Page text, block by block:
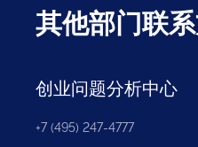
其他部门联
创业问题分析中心
+7 (495) 247-4777